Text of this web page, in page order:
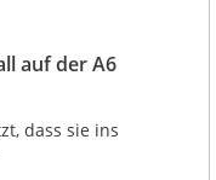
auf der A6
dass sie ins